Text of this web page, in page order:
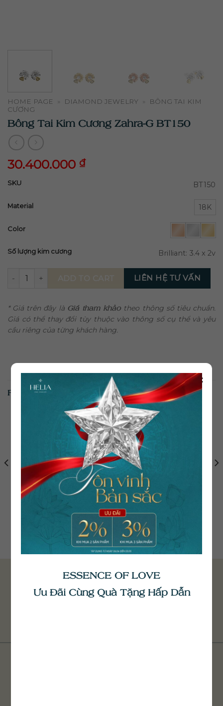
HOME PAGE » DIAMOND JEWELRY »
BÔNG TAI KIM
CƯƠNG
Bông Tai Kim Cương Zahra-G BT150
30.400.000 ₫
30.400.000
SKU BT150
Material 18K
Color
Số lượng kim cương Brilliant: 3.4 x 2v
Bông Tai Kim Cương Zahra-G BT150 quantityLIÊN HỆ TƯ VẤN
* Giá trên đây là Giá tham khảo theo thông số tiêu chuẩn.
Giá có thể thay đổi tùy thuộc vào thông số cụ thể và yêu
cầu riêng của từng khách hàng.
RELATED PRODUCTS
Bông Tai Kim Cương
82.200.000
₫
Bông Tai Kim Cương
45.700.000
×
ESSENCE OF LOVE
Ưu Đãi Cùng Quà Tặng Hấp Dẫn